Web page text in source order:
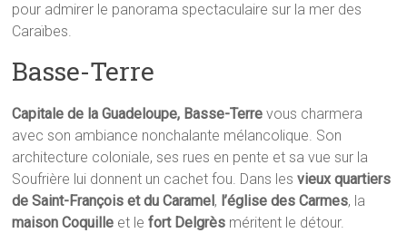
pour admirer le panorama spectaculaire sur la mer des
Caraïbes.
Basse-Terre
Capitale de la Guadeloupe, Basse-Terre vous charmera
avec son ambiance nonchalante mélancolique. Son
architecture coloniale, ses rues en pente et sa vue sur la
Soufrière lui donnent un cachet fou. Dans lesvieux quartiers
de Saint-François et du Caramel , l’église des Carmes, la
maison Coquille et lefort Delgrès méritent le détour.